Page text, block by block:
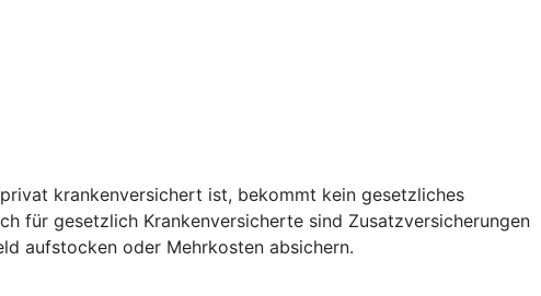
krankenversichert ist, bekommt kein gesetzliches
für gesetzlich Krankenversicherte sind Zusatzversicherungen
aufstocken oder Mehrkosten absichern.